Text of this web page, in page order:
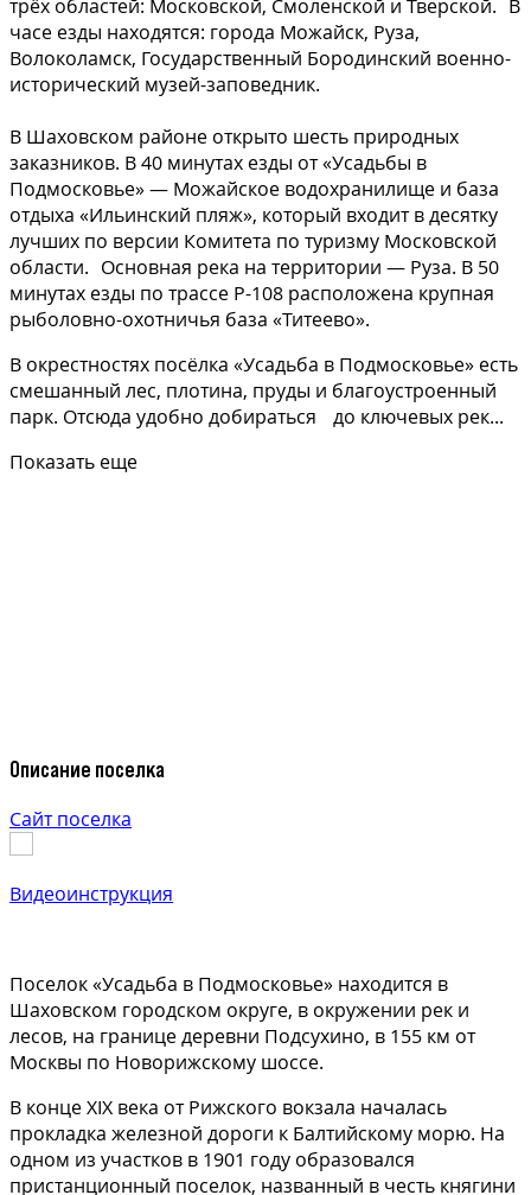
трёх областей: Московской, Смоленской и Тверской. В
часе езды находятся: города Можайск, Руза,
Волоколамск, Государственный Бородинский военно-
исторический музей-заповедник.
В Шаховском районе открыто шесть природных
заказников. В 40 минутах езды от «Усадьбы в
Подмосковье» — Можайское водохранилище и база
отдыха «Ильинский пляж», который входит в десятку
лучших по версии Комитета по туризму Московской
области. Основная река на территории — Руза. В 50
минутах езды по трассе Р-108 расположена крупная
рыболовно-охотничья база «Титеево».
В окрестностях посёлка «Усадьба в Подмосковье» есть
смешанный лес, плотина, пруды и благоустроенный
парк. Отсюда удобно добираться до ключевых рек...
Показать еще
Описание поселка
Сайт поселка
Видеоинструкция
Поселок «Усадьба в Подмосковье» находится в
Шаховском городском округе, в окружении рек и
лесов, на границе деревни Подсухино, в 155 км от
Москвы по Новорижскому шоссе.
В конце XIX века от Рижского вокзала началась
прокладка железной дороги к Балтийскому морю. На
одном из участков в 1901 году образовался
пристанционный поселок, названный в честь княгини